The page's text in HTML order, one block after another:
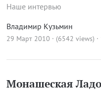
Наше интервью
Владимир Кузьмин
29 Март 2010 · (6542 views)
Монашеская